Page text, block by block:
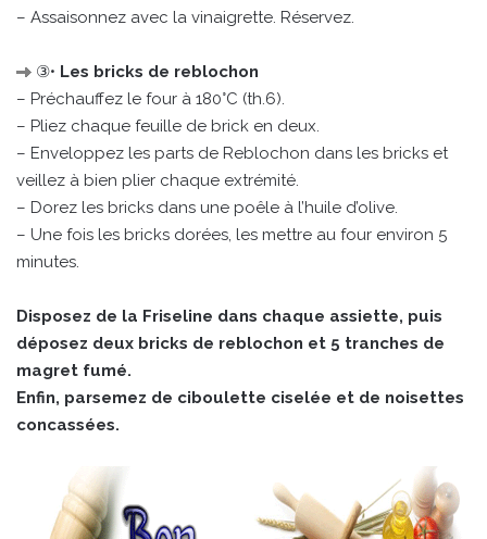
– Assaisonnez avec la vinaigrette. Réservez.
③• Les bricks de reblochon
– Préchauffez le four à 180°C (th.6).
– Pliez chaque feuille de brick en deux.
– Enveloppez les parts de Reblochon dans les bricks et
veillez à bien plier chaque extrémité.
– Dorez les bricks dans une poêle à l’huile d’olive.
– Une fois les bricks dorées, les mettre au four environ 5
minutes.
Disposez de la Friseline dans chaque assiette, puis
déposez deux bricks de reblochon et 5 tranches de
magret fumé.
Enfin, parsemez de ciboulette ciselée et de noisettes
concassées.